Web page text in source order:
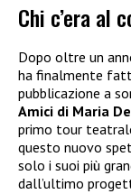
Chi c’era al
Dopo oltre un
ha finalmente
pubblicazione a
Amici di Maria
primo tour
questo nuovo
solo i suoi più
dall’ultimo